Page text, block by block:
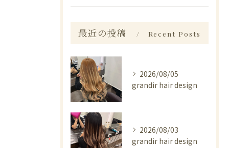
最近の投稿 Recent Posts
2026/08/05
grandir hair design
2026/08/03
grandir hair design